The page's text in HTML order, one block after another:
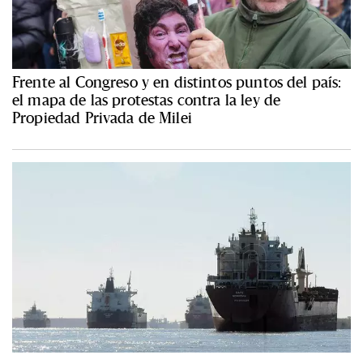
Frente al Congreso y en distintos puntos del país:
el mapa de las protestas contra la ley de
Propiedad Privada de Milei